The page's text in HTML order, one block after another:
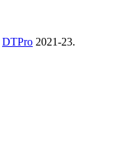
DTPro 2021-23.